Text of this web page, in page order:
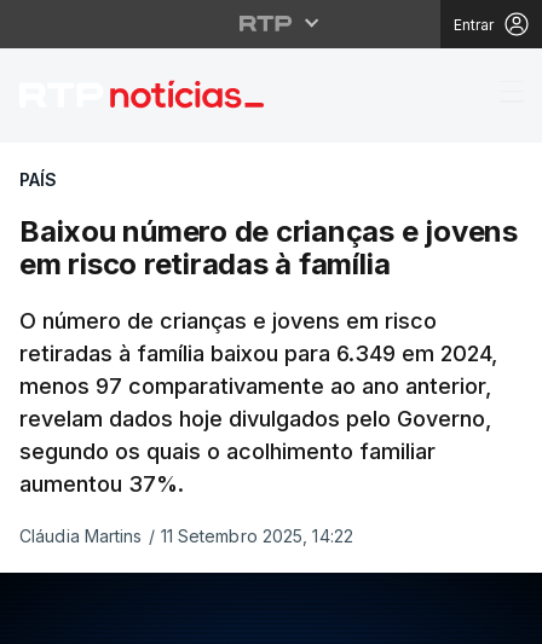
Entrar
Baixou número de
PAÍS
Baixou número de crianças e jovens
em risco retiradas à família
O número de crianças e jovens em risco
retiradas à família baixou para 6.349 em 2024,
menos 97 comparativamente ao ano anterior,
revelam dados hoje divulgados pelo Governo,
segundo os quais o acolhimento familiar
aumentou 37%.
Cláudia Martins / 11 Setembro 2025, 14:22